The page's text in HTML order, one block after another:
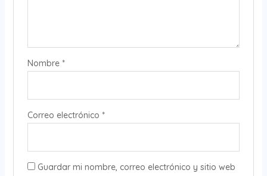
Nombre *
Correo electrónico *
Guardar mi nombre, correo electrónico y sitio web